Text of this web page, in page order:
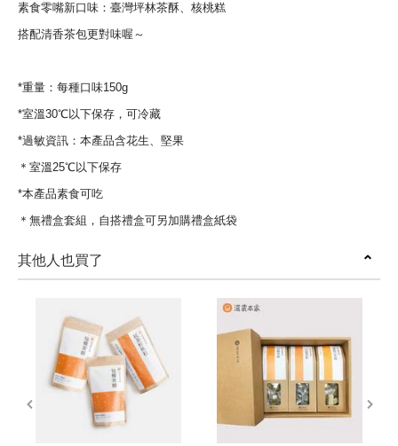
素食零嘴新口味：臺灣坪林茶酥、核桃糕
搭配清香茶包更對味喔～
*重量：每種口味150g
*室溫30℃以下保存，可冷藏
*過敏資訊：本產品含花生、堅果
＊室溫25℃以下保存
*本產品素食可吃
＊無禮盒套組，自搭禮盒可另加購禮盒紙袋
其他人也買了